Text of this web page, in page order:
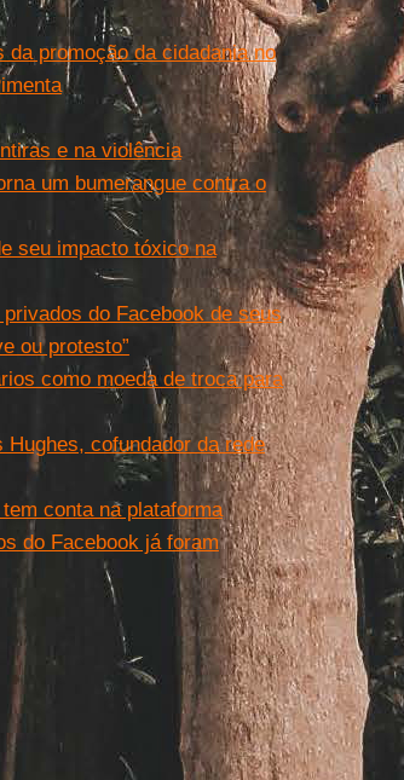
promoção da cidadania no
e na violência
um bumerangue contra o
seu impacto tóxico na
do Facebook de seus
ou protesto”
como moeda de troca para
Hughes, cofundador da rede
conta na plataforma
do Facebook já foram